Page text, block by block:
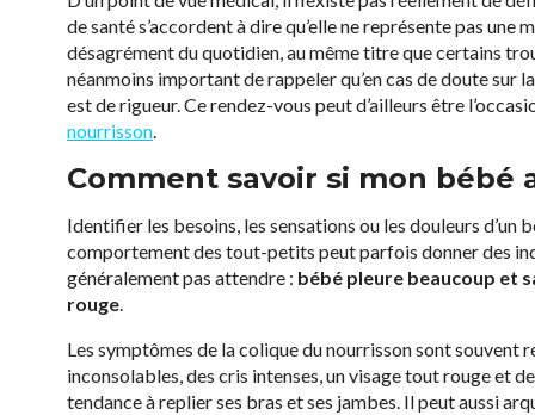
de santé s’accordent à dire qu’elle ne représente pas
désagrément du quotidien, au même titre que certains
néanmoins important de rappeler qu’en cas de doute
est de rigueur. Ce rendez-vous peut d’ailleurs être
nourrisson.
Comment savoir si mon bébé
Identifier les besoins, les sensations ou les douleurs d’un
comportement des tout-petits peut parfois donner des
généralement pas attendre : bébé pleure beaucoup et
rouge.
Les symptômes de la colique du nourrisson sont souvent
inconsolables, des cris intenses, un visage tout rouge et
tendance à replier ses bras et ses jambes. Il peut aussi